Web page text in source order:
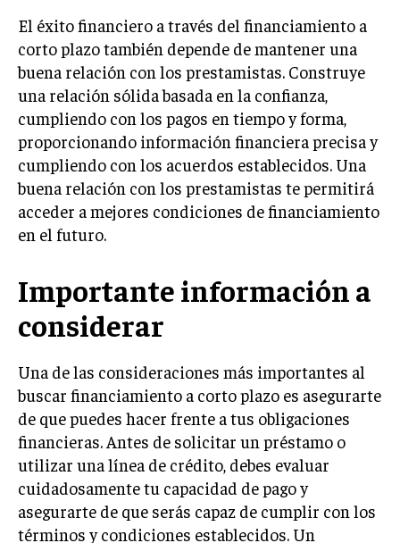
El éxito financiero a través del financiamiento a
corto plazo también depende de mantener una
buena relación con los prestamistas. Construye
una relación sólida basada en la confianza,
cumpliendo con los pagos en tiempo y forma,
proporcionando información financiera precisa y
cumpliendo con los acuerdos establecidos. Una
buena relación con los prestamistas te permitirá
acceder a mejores condiciones de financiamiento
en el futuro.
Importante información a
considerar
Una de las consideraciones más importantes al
buscar financiamiento a corto plazo es asegurarte
de que puedes hacer frente a tus obligaciones
financieras. Antes de solicitar un préstamo o
utilizar una línea de crédito, debes evaluar
cuidadosamente tu capacidad de pago y
asegurarte de que serás capaz de cumplir con los
términos y condiciones establecidos. Un